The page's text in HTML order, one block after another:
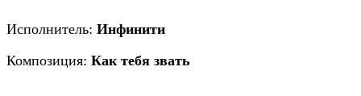
Исполнитель: Инфинити
Композиция: Как тебя звать